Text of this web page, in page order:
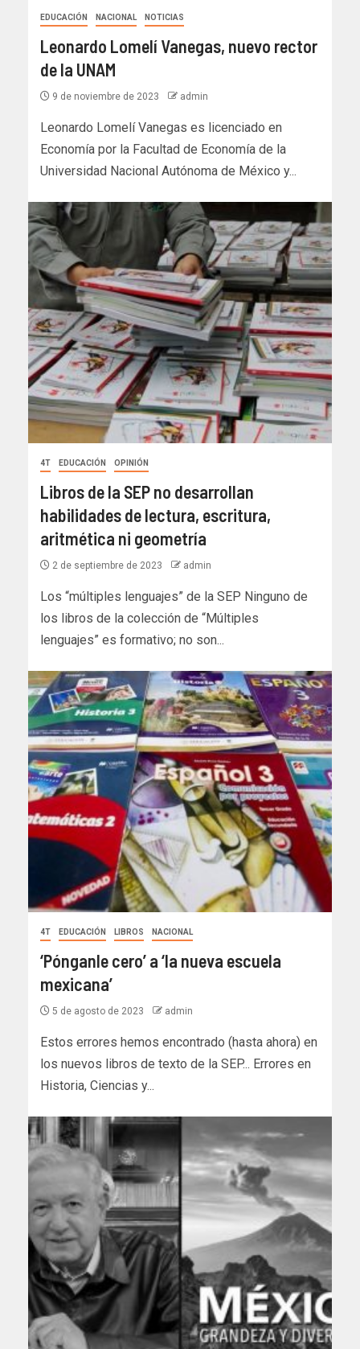
EDUCACIÓN NACIONAL NOTICIAS
Leonardo Lomelí Vanegas, nuevo rector
de la UNAM
9 de noviembre de 2023 admin
Leonardo Lomelí Vanegas es licenciado en
Economía por la Facultad de Economía de la
Universidad Nacional Autónoma de México y...
4T EDUCACIÓN OPINIÓN
Libros de la SEP no desarrollan
habilidades de lectura, escritura,
aritmética ni geometría
2 de septiembre de 2023 admin
Los “múltiples lenguajes” de la SEP Ninguno de
los libros de la colección de “Múltiples
lenguajes” es formativo; no son...
4T EDUCACIÓN LIBROS NACIONAL
‘Pónganle cero’ a ‘la nueva escuela
mexicana’
5 de agosto de 2023 admin
Estos errores hemos encontrado (hasta ahora) en
los nuevos libros de texto de la SEP... Errores en
Historia, Ciencias y...